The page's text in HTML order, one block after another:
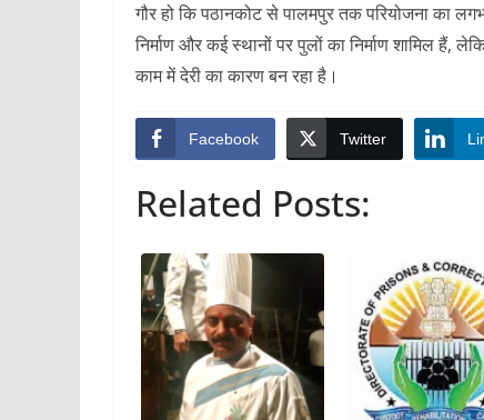
गौर हो कि पठानकोट से पालमपुर तक परियोजना का
निर्माण और कई स्थानों पर पुलों का निर्माण शामिल हैं,
काम में देरी का कारण बन रहा है।
Facebook Twitter
Related Posts: